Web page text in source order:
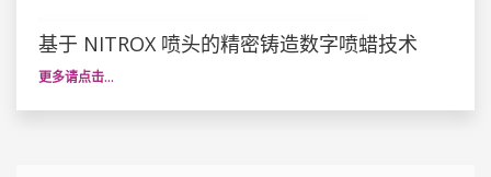
基于 NITROX 喷头的精密铸造数字喷蜡技术
更多请点击…